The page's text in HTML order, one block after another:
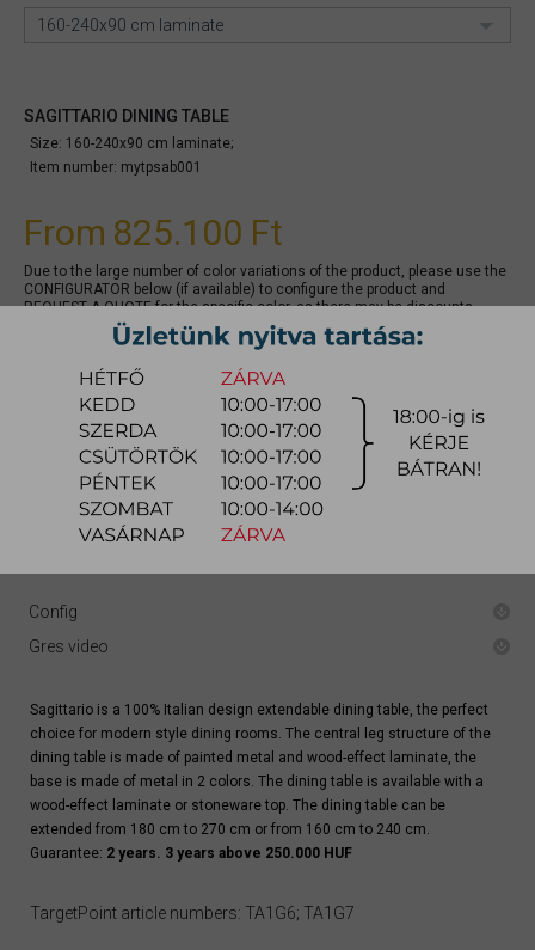
160-240x90 cm laminate
SAGITTARIO DINING TABLE
Size: 160-240x90 cm laminate;
Item number: mytpsab001
From 825.100 Ft
Due to the large number of color variations of the product, please use the
CONFIGURATOR below (if available) to configure the product and
REQUEST A QUOTE for the specific color, as there may be discounts
quotation
Arrival at warehouse:
8-14 weeks
Way of delivery:in-home delivery
Stock info:for production
Delivery, installation fee list (countrywide)
Config
Gres video
Sagittario is a 100% Italian design extendable dining table, the perfect
choice for modern style dining rooms. The central leg structure of the
dining table is made of painted metal and wood-effect laminate, the
base is made of metal in 2 colors. The dining table is available with a
wood-effect laminate or stoneware top. The dining table can be
extended from 180 cm to 270 cm or from 160 cm to 240 cm.
Guarantee: 2 years. 3 years above 250.000 HUF
TargetPoint article numbers: TA1G6; TA1G7